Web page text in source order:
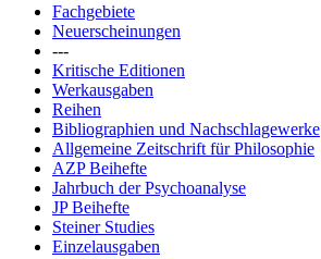
Fachgebiete
Neuerscheinungen
---
Kritische Editionen
Werkausgaben
Reihen
Bibliographien und Nachschlagewerke
Allgemeine Zeitschrift für Philosophie
AZP Beihefte
Jahrbuch der Psychoanalyse
JP Beihefte
Steiner Studies
Einzelausgaben